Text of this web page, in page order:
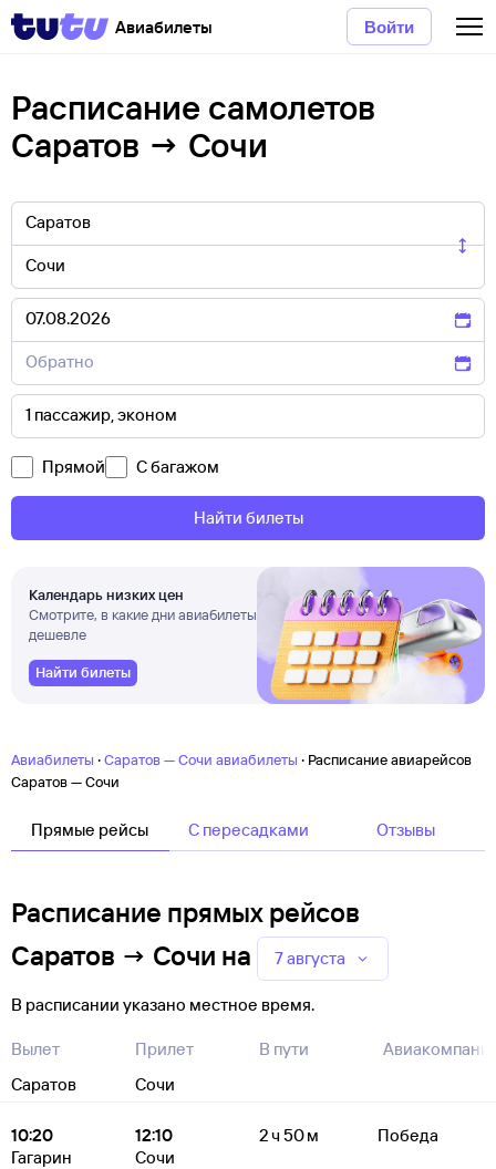
Авиабилеты Войти
Расписание самолетов
Саратов → Сочи
Прямой С багажом
Найти билеты
Календарь низких цен
Смотрите, в какие дни авиабилеты
дешевле
Найти билеты
Авиабилеты ·Саратов — Сочи авиабилеты · Расписание авиарейсов
Саратов — Сочи
Прямые рейсы C пересадками Отзывы
Расписание прямых рейсов
Саратов → Сочи на 7 августа
В расписании указано местное время.
Вылет
Саратов
Прилет
Сочи
В пути
10:20
Гагарин
12:10
Сочи
2 ч 50 м Победа